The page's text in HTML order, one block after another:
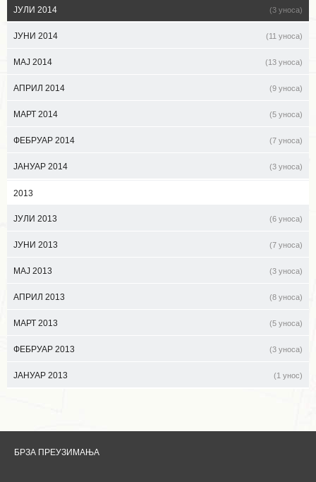
ЈУЛИ 2014 (3 уноса)
ЈУНИ 2014 (11 уноса)
МАЈ 2014 (13 уноса)
АПРИЛ 2014 (9 уноса)
МАРТ 2014 (5 уноса)
ФЕБРУАР 2014 (7 уноса)
ЈАНУАР 2014 (3 уноса)
2013
ЈУЛИ 2013 (6 уноса)
ЈУНИ 2013 (7 уноса)
МАЈ 2013 (3 уноса)
АПРИЛ 2013 (8 уноса)
МАРТ 2013 (5 уноса)
ФЕБРУАР 2013 (3 уноса)
ЈАНУАР 2013 (1 унос)
БРЗА ПРЕУЗИМАЊА